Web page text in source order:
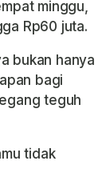
minggu,
Rp60 juta.
bukan hanya
bagi
teguh
tidak